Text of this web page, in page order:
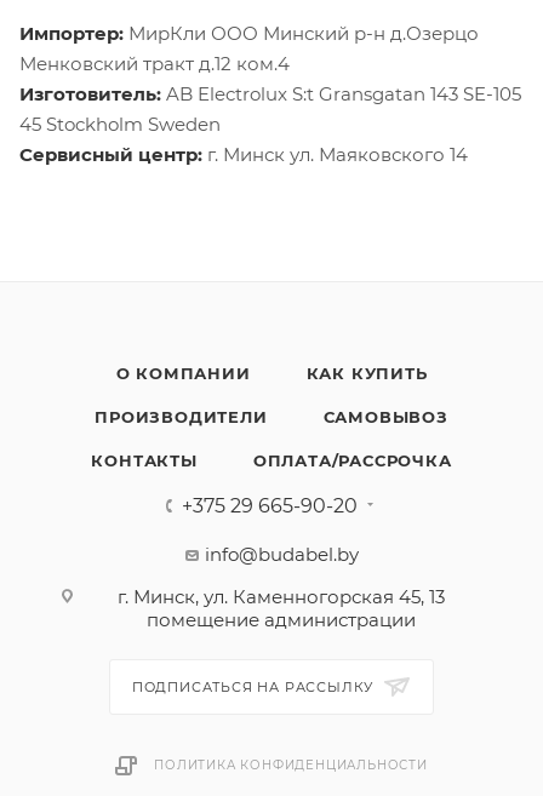
Импортер: МирКли ООО Минский р-н д.Озерцо
Менковский тракт д.12 ком.4
Изготовитель: AB Electrolux S:t Gransgatan 143 SE-105
45 Stockholm Sweden
Сервисный центр: г. Минск ул. Маяковского 14
О КОМПАНИИ КАК КУПИТЬ
ПРОИЗВОДИТЕЛИ САМОВЫВОЗ
КОНТАКТЫ ОПЛАТА/РАССРОЧКА
+375 29 665-90-20
info@budabel.by
г. Минск, ул. Каменногорская 45, 13
помещение администрации
ПОДПИСАТЬСЯ НА РАССЫЛКУ
ПОЛИТИКА КОНФИДЕНЦИАЛЬНОСТИ